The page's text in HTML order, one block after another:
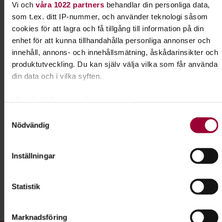
Vi och våra 1022 partnersbehandlar din personliga data,
som t.ex. ditt IP-nummer, och använder teknologi såsom
cookies för att lagra och få tillgång till information på din
enhet för att kunna tillhandahålla personliga annonser och
innehåll, annons- och innehållsmätning, åskådarinsikter och
produktutveckling. Du kan själv välja vilka som får använda
din data och i vilka syften.
kan ha en noggrannhet på upp till flera meter
Ta reda på mer om hur dina personliga uppgifter behandlas
ändra eller dra tillbaka ditt samtycke när som helst från
Nödvändig
Inställningar
Statistik
Marknadsföring
Dela: Facebook LinkedIn E-mail
Lydnad för alla hundar
Har du en hund som vill lära sig nya tricks? Gillar
Liknande kurser inom